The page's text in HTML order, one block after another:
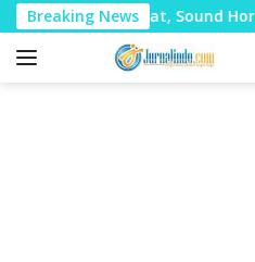
Langsung
ke
konten
Breaking News
Sound Horeg di